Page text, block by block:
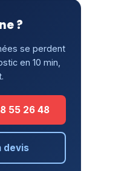
?
se perdent
en 10 min,
55 26 48
devis